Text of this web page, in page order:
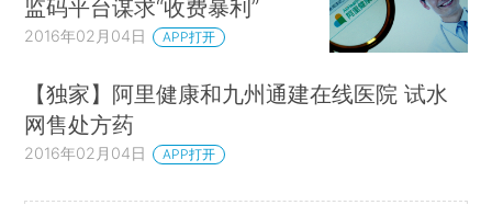
监码平台谋求“收费暴利”
2016年02月04日 APP打开
【独家】阿里健康和九州通建在线医院 试水
网售处方药
2016年02月04日 APP打开